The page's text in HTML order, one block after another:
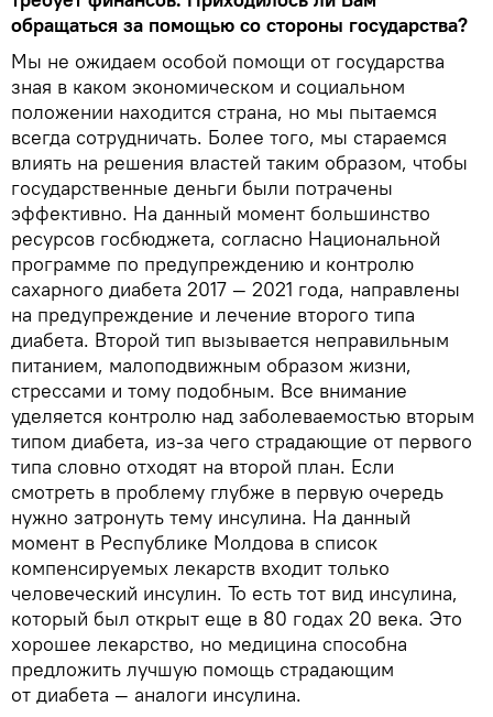
обращаться за помощью со стороны государства?
Мы не ожидаем особой помощи от государства
зная в каком экономическом и социальном
положении находится страна, но мы пытаемся
всегда сотрудничать. Более того, мы стараемся
влиять на решения властей таким образом, чтобы
государственные деньги были потрачены
эффективно. На данный момент большинство
ресурсов госбюджета, согласно Национальной
программе по предупреждению и контролю
сахарного диабета 2017 — 2021 года, направлены
на предупреждение и лечение второго типа
диабета. Второй тип вызывается неправильным
питанием, малоподвижным образом жизни,
стрессами и тому подобным. Все внимание
уделяется контролю над заболеваемостью вторым
типом диабета, из-за чего страдающие от первого
типа словно отходят на второй план. Если
смотреть в проблему глубже в первую очередь
нужно затронуть тему инсулина. На данный
момент в Республике Молдова в список
компенсируемых лекарств входит только
человеческий инсулин. То есть тот вид инсулина,
который был открыт еще в 80 годах 20 века. Это
хорошее лекарство, но медицина способна
предложить лучшую помощь страдающим
от диабета — аналоги инсулина.